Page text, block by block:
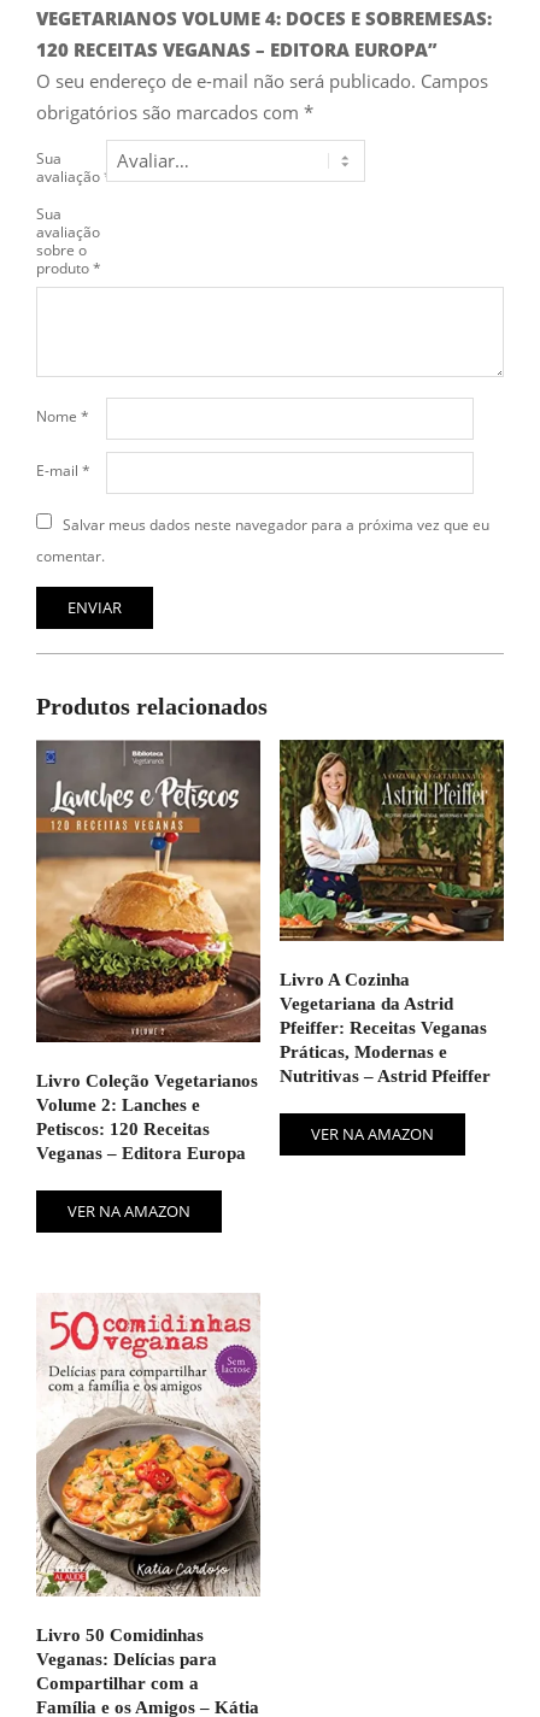
VEGETARIANOS VOLUME 4: DOCES E SOBREMESAS:
120 RECEITAS VEGANAS – EDITORA EUROPA”
O seu endereço de e-mail não será publicado. Campos
obrigatórios são marcados com *
Sua
avaliação*
Sua
avaliação
sobre o
produto*
Nome *
E-mail *
Salvar meus dados neste navegador para a próxima vez que eu
comentar.
Produtos relacionados
Livro Coleção Vegetarianos
Volume 2: Lanches e
Petiscos: 120 Receitas
Veganas – Editora Europa
VER NA AMAZON
Livro A Cozinha
Vegetariana da Astrid
Pfeiffer: Receitas Veganas
Práticas, Modernas e
Nutritivas – Astrid Pfeiffer
VER NA AMAZON
Livro 50 Comidinhas
Veganas: Delícias para
Compartilhar com a
Família e os Amigos – Kátia